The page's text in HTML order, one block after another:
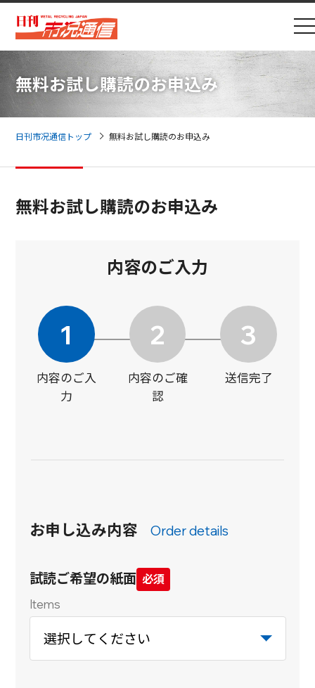
無料お試し購読のお申込み
日刊市况通信トップ 無料お試し購読のお申込み
無料お試し購読のお申込み
内容のご入力
1
内容のご入
力
2
内容のご確
認
3
送信完了
お申し込み内容 Order details
試読ご希望の紙面
Items